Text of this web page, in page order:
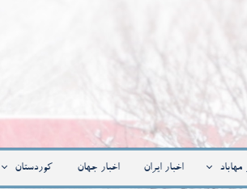
مهاباد اخبار ایران اخبار جهان کوردستان